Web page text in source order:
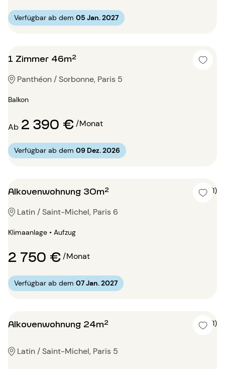
Verfügbar ab dem 05 Jan. 2027
1 Zimmer 46m²
Panthéon / Sorbonne, Paris 5
Balkon
Ab 2 390 €/Monat
Verfügbar ab dem 09 Dez. 2026
Alkovenwohnung 30m² 5 (1)
Latin / Saint-Michel, Paris 6
Klimaanlage • Aufzug
2 750 €/Monat
Verfügbar ab dem 07 Jan. 2027
Alkovenwohnung 24m² 5 (1)
Latin / Saint-Michel, Paris 5